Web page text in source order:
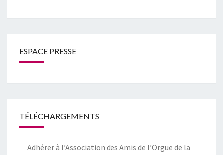
ESPACE PRESSE
TÉLÉCHARGEMENTS
Adhérer à l’Association des Amis de l’Orgue de la